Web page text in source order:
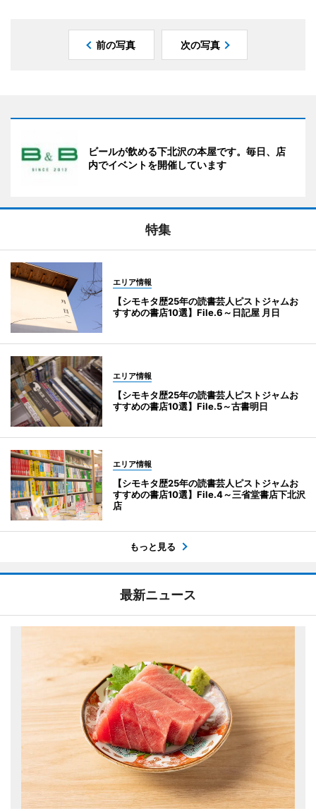
前の写真 次の写真
ビールが飲める下北沢の本屋です。毎日、店
内でイベントを開催しています
特集
エリア情報
【シモキタ歴25年の読書芸人ピストジャムお
すすめの書店10選】File.6～日記屋 月日
エリア情報
【シモキタ歴25年の読書芸人ピストジャムお
すすめの書店10選】File.5～古書明日
エリア情報
【シモキタ歴25年の読書芸人ピストジャムお
すすめの書店10選】File.4～三省堂書店下北沢
店
もっと見る
最新ニュース